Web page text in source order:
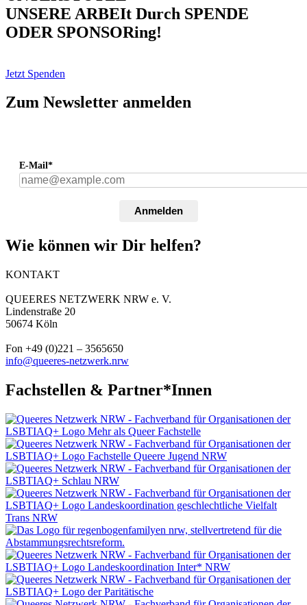
UNSERE ARBEIt Durch SPENDE
ODER SPONSORing!
Jetzt Spenden
Zum Newsletter anmelden
E-Mail*
Anmelden
Wie können wir Dir helfen?
KONTAKT
QUEERES NETZWERK NRW e. V.
Lindenstraße 20
50674 Köln
Fon +49 (0)221 – 3565650
info@queeres-netzwerk.nrw
Fachstellen & Partner*Innen